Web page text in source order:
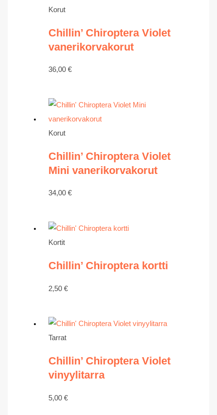
Korut
Chillin’ Chiroptera Violet
vanerikorvakorut
36,00 €
Korut
Chillin’ Chiroptera Violet
Mini vanerikorvakorut
34,00 €
Kortit
Chillin’ Chiroptera kortti
2,50 €
Tarrat
Chillin’ Chiroptera Violet
vinyylitarra
5,00 €